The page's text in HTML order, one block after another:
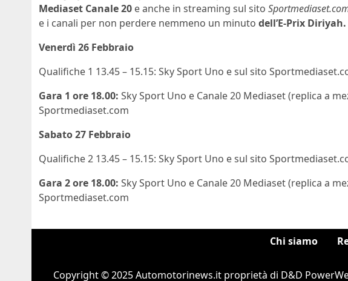
Mediaset Canale20 e anche in streaming sul sito
e i canali per non perdere nemmeno un minuto dell’E-Prix Diriyah.
Venerdì 26 Febbraio
Qualifiche 1 13.45 – 15.15: Sky Sport Uno e sul sito
Gara 1 ore 18.00: Sky Sport Uno e Canale 20 Mediaset (replica a
Sportmediaset.com
Sabato 27 Febbraio
Qualifiche 2 13.45 – 15.15: Sky Sport Uno e sul sito
Gara 2 ore 18.00: Sky Sport Uno e Canale 20 Mediaset (replica a
Sportmediaset.com
Chi siamo
Copyright © 2025 Automotorinews.it proprietà di D&D